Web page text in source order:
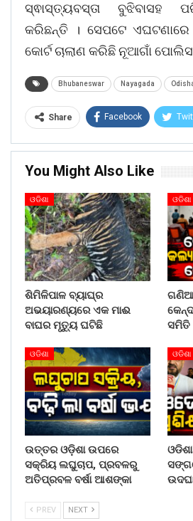
ସ୍ଵାସ୍ତ୍ୟବସ୍ତା ବୁଝିବାସହ
କରିଛନ୍ତି । ସେପଟେ
କୋର୍ଟ ଚାଲାଣ କରିଛି ନୂଆଗାଁ ପୋଲିସ
Bhubaneswar Nayagada
Share Facebook
You Might Also Like
ଓଡିଶା
ଶିମିଳିପାଳ ବ୍ୟାଘ୍ର
ଅଭୟାରଣ୍ୟରେ ଏକ ମାଈ
ବାଘର ମୃତ୍ୟୁ ଘଟିଛି
ଓଡିଶା
ଗଣିଆ
ସମିତି
ଓଡିଶା
ଉତ୍ତର ଓଡ଼ିଶା ଉପରେ
ସକ୍ରିୟ ଲଘୁଚାପ, ପ୍ରବଳରୁ
ଅତିପ୍ରବଳ ବର୍ଷା ଆଶଙ୍କା
ଓଡିଶା
PREV NEXT